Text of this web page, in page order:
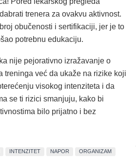
trenera za ovakvu aktivnost.
obučenosti i sertifikaciji, jer je to
potrebnu edukaciju.
nije pejorativno izražavanje o
treninga već da ukaže na rizike koji
visokog intenziteta i da
se ti rizici smanjuju, kako bi
bilo prijatno i bez
INTENZITET NAPOR ORGANIZAM